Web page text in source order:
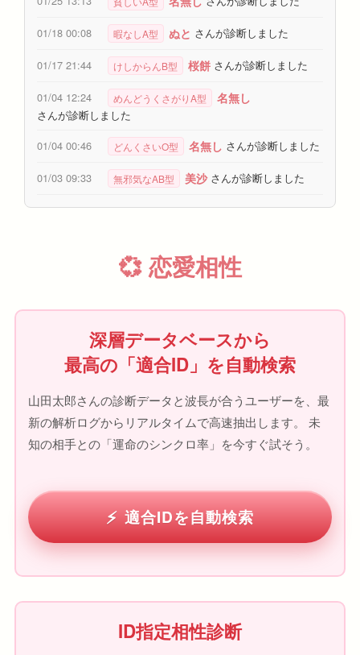
01/18 00:08 暇なしA型 ぬと さんが診断しました
01/17 21:44 けしからんB型 桜餅 さんが診断しました
01/04 12:24 めんどうくさがりA型 名無し
さんが診断しました
01/04 00:46 どんくさいO型 名無し さんが診断しました
01/03 09:33 無邪気なAB型 美沙 さんが診断しました
💞 恋愛相性
深層データベースから
最高の「適合ID」を自動検索
山田太郎さんの診断データと波長が合うユーザーを、最
新の解析ログからリアルタイムで高速抽出します。 未
知の相手との「運命のシンクロ率」を今すぐ試そう。
適合IDを自動検索
ID指定相性診断